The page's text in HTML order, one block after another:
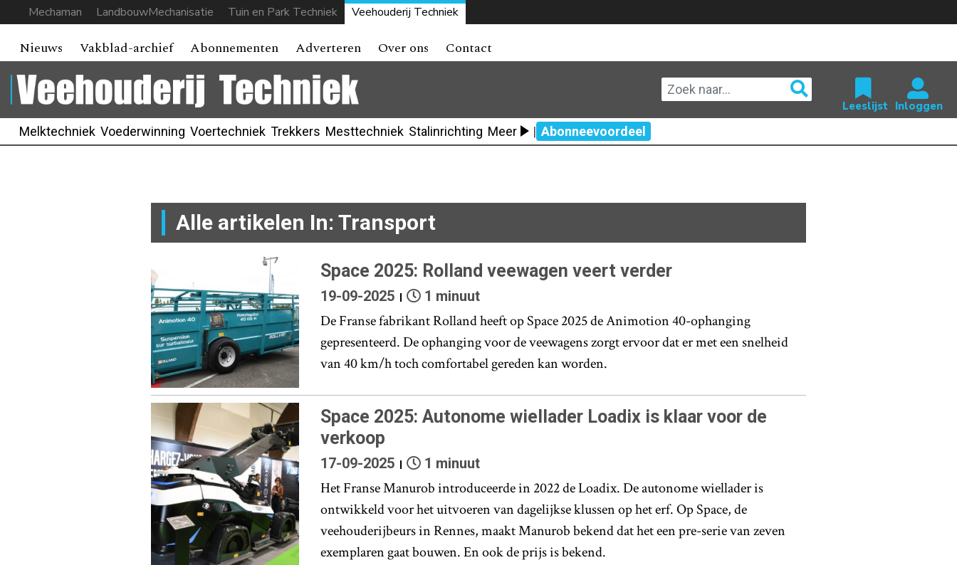
Mechaman LandbouwMechanisatie Tuin en Park Techniek Veehouderij Techniek
Nieuws Vakblad-archief Abonnementen Adverteren Over ons Contact
Melktechniek Voederwinning Voertechniek Trekkers Mesttechniek Stalinrichting Meer | Abonneevoordeel
Alle artikelen In: Transport
Space 2025: Rolland veewagen veert verder
19-09-2025 1 minuut
De Franse fabrikant Rolland heeft op Space 2025 de Animotion 40-ophanging
gepresenteerd. De ophanging voor de veewagens zorgt ervoor dat er met een snelheid
van 40 km/h toch comfortabel gereden kan worden.
Space 2025: Autonome wiellader Loadix is klaar voor de
verkoop
17-09-2025 1 minuut
Het Franse Manurob introduceerde in 2022 de Loadix. De autonome wiellader is
ontwikkeld voor het uitvoeren van dagelijkse klussen op het erf. Op Space, de
veehouderijbeurs in Rennes, maakt Manurob bekend dat het een pre-serie van zeven
exemplaren gaat bouwen. En ook de prijs is bekend.